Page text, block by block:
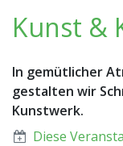
Kunst &
In gemütlicher
gestalten wir
Kunstwerk.
Diese